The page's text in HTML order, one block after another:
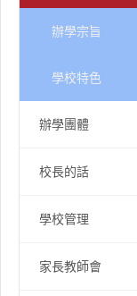
辦學宗旨
學校特色
辦學團體
校長的話
學校管理
家長教師會